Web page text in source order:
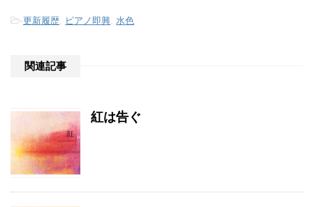
-更新履歴, ピアノ即興, 水色
関連記事
紅は告ぐ